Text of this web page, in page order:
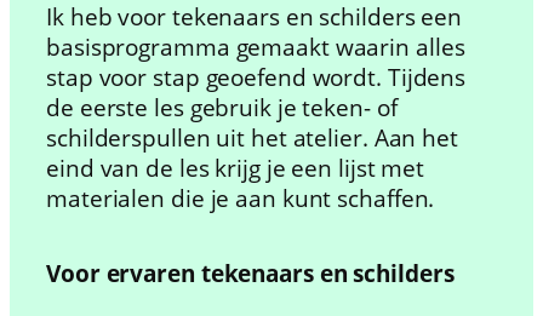
Ik heb voor tekenaars en schilders een
basisprogramma gemaakt waarin alles
stap voor stap geoefend wordt. Tijdens
de eerste les gebruik je teken- of
schilderspullen uit het atelier. Aan het
eind van de les krijg je een lijst met
materialen die je aan kunt schaffen.
Voor ervaren tekenaars en schilders